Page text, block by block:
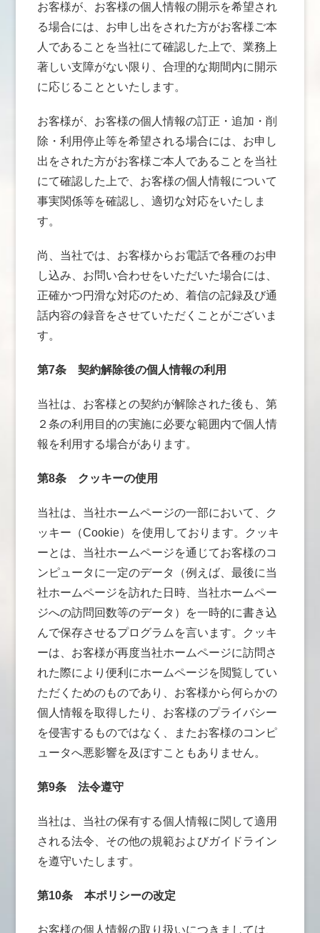
お客様が、お客様の個人情報の開示を希望され
る場合には、お申し出をされた方がお客様ご本
人であることを当社にて確認した上で、業務上
著しい支障がない限り、合理的な期間内に開示
に応じることといたします。
お客様が、お客様の個人情報の訂正・追加・削
除・利用停止等を希望される場合には、お申し
出をされた方がお客様ご本人であることを当社
にて確認した上で、お客様の個人情報について
事実関係等を確認し、適切な対応をいたしま
す。
尚、当社では、お客様からお電話で各種のお申
し込み、お問い合わせをいただいた場合には、
正確かつ円滑な対応のため、着信の記録及び通
話内容の録音をさせていただくことがございま
す。
第7条契約解除後の個人情報の利用
当社は、お客様との契約が解除された後も、第
２条の利用目的の実施に必要な範囲内で個人情
報を利用する場合があります。
第8条 クッキーの使用
当社は、当社ホームページの一部において、ク
ッキー（Cookie）を使用しております。クッキ
ーとは、当社ホームページを通じてお客様のコ
ンピュータに一定のデータ（例えば、最後に当
社ホームページを訪れた日時、当社ホームペー
ジへの訪問回数等のデータ）を一時的に書き込
んで保存させるプログラムを言います。クッキ
ーは、お客様が再度当社ホームページに訪問さ
れた際により便利にホームページを閲覧してい
ただくためのものであり、お客様から何らかの
個人情報を取得したり、お客様のプライバシー
を侵害するものではなく、またお客様のコンピ
ュータへ悪影響を及ぼすこともありません。
第9条法令遵守
当社は、当社の保有する個人情報に関して適用
される法令、その他の規範およびガイドライン
を遵守いたします。
第10条本ポリシーの改定
お客様の個人情報の取り扱いにつきましては、